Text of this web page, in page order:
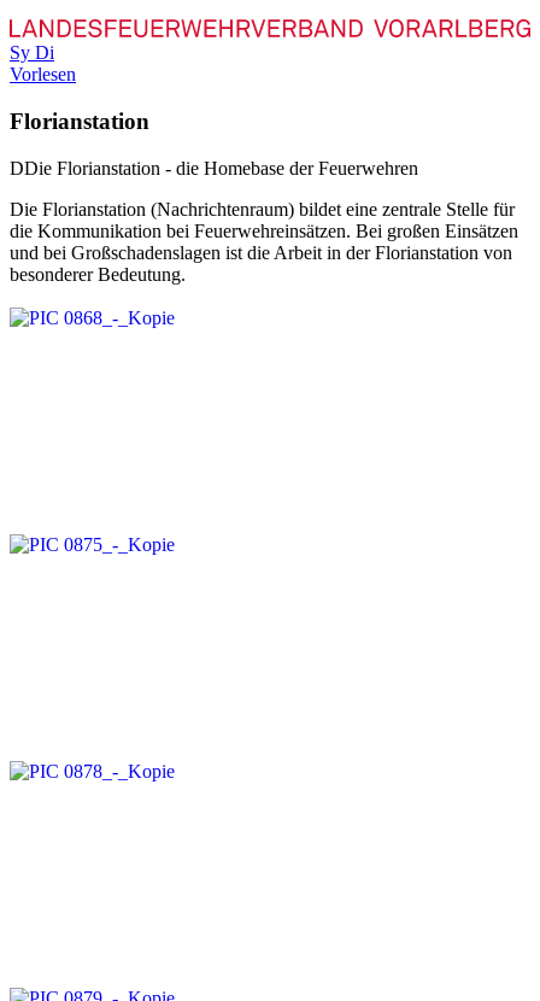
Sy Di
Vorlesen
Florianstation
DDie Florianstation - die Homebase der Feuerwehren
Die Florianstation (Nachrichtenraum) bildet eine zentrale Stelle für
die Kommunikation bei Feuerwehreinsätzen. Bei großen Einsätzen
und bei Großschadenslagen ist die Arbeit in der Florianstation von
besonderer Bedeutung.